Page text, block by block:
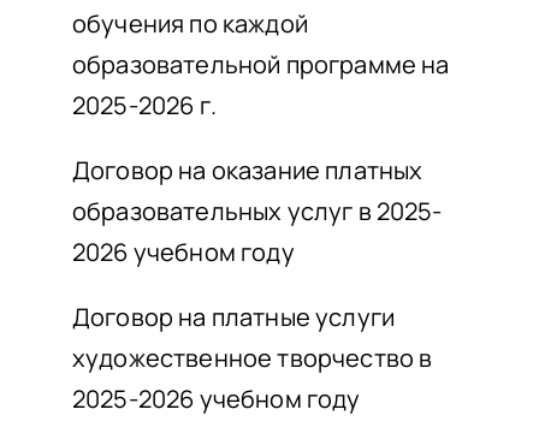
обучения по каждой
образовательной программе на
2025-2026 г.
Договор на оказание платных
образовательных услуг в 2025-
2026 учебном году
Договор на платные услуги
художественное творчество в
2025-2026 учебном году